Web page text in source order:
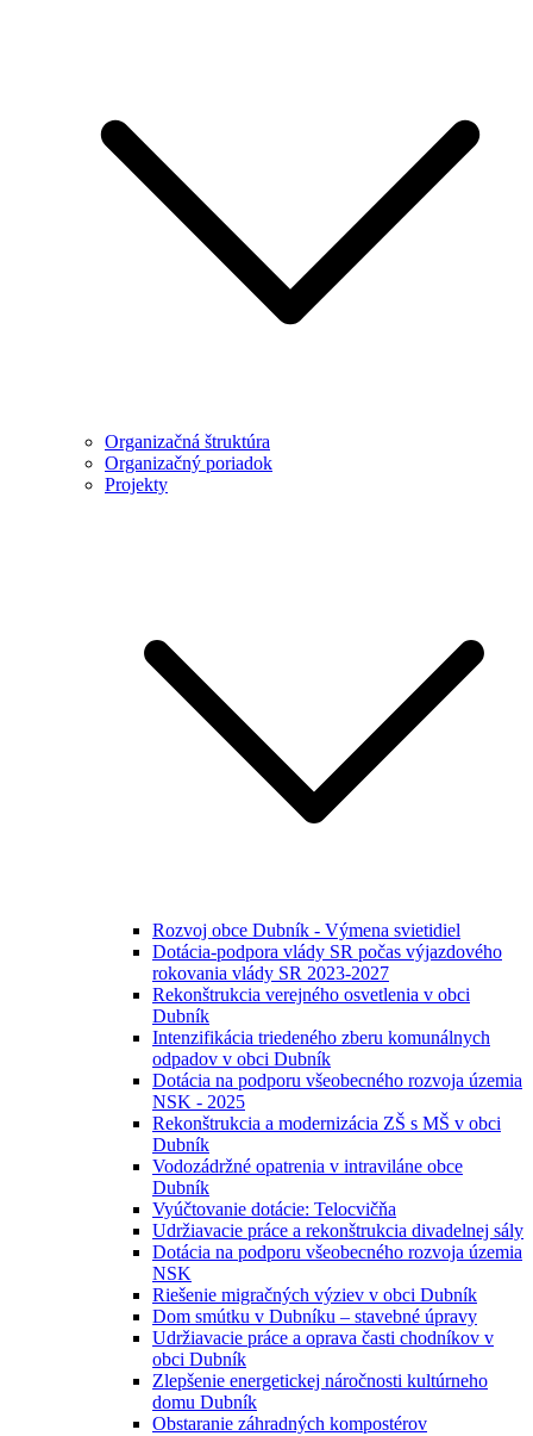
Organizačná štruktúra
Organizačný poriadok
Projekty
Rozvoj obce Dubník - Výmena svietidiel
Dotácia-podpora vlády SR počas výjazdového
rokovania vlády SR 2023-2027
Rekonštrukcia verejného osvetlenia v obci
Dubník
Intenzifikácia triedeného zberu komunálnych
odpadov v obci Dubník
Dotácia na podporu všeobecného rozvoja územia
NSK - 2025
Rekonštrukcia a modernizácia ZŠ s MŠ v obci
Dubník
Vodozádržné opatrenia v intraviláne obce
Dubník
Vyúčtovanie dotácie: Telocvičňa
Udržiavacie práce a rekonštrukcia divadelnej sály
Dotácia na podporu všeobecného rozvoja územia
NSK
Riešenie migračných výziev v obci Dubník
Dom smútku v Dubníku – stavebné úpravy
Udržiavacie práce a oprava časti chodníkov v
obci Dubník
Zlepšenie energetickej náročnosti kultúrneho
domu Dubník
Obstaranie záhradných kompostérov